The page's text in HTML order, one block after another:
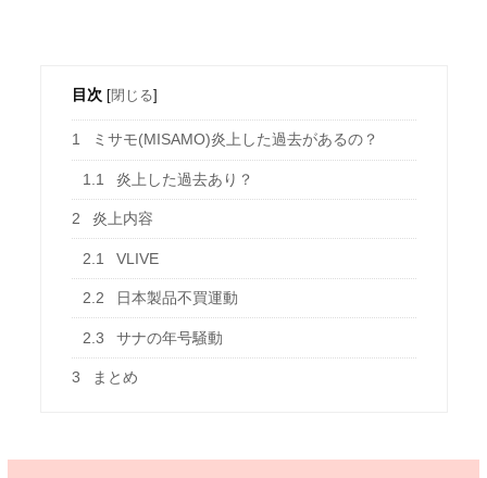
目次 [閉じる]
1 ミサモ(MISAMO)炎上した過去があるの？
1.1 炎上した過去あり？
2 炎上内容
2.1 VLIVE
2.2 日本製品不買運動
2.3 サナの年号騒動
3 まとめ